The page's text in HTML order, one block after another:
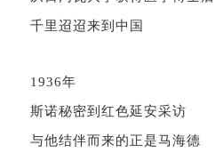
千里迢迢来到中国
1936年
斯诺秘密到红色延安采访
与他结伴而来的正是马海德